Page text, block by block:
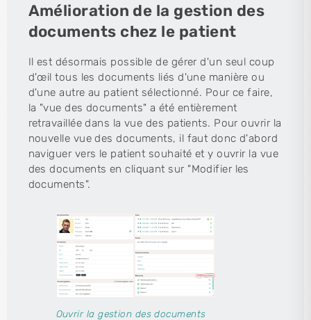
Amélioration de la gestion des
documents chez le patient
Il est désormais possible de gérer d'un seul coup
d'œil tous les documents liés d'une manière ou
d'une autre au patient sélectionné. Pour ce faire,
la "vue des documents" a été entièrement
retravaillée dans la vue des patients. Pour ouvrir la
nouvelle vue des documents, il faut donc d'abord
naviguer vers le patient souhaité et y ouvrir la vue
des documents en cliquant sur "Modifier les
documents".
Ouvrir la gestion des documents